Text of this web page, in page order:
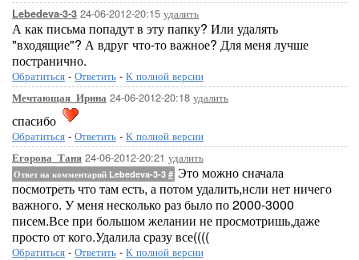
Lebedeva-3-3 24-06-2012-20:15 удалить
А как письма попадут в эту папку? Или удалять
"входящие"? А вдруг что-то важное? Для меня лучше
постранично.
Обратиться - Ответить - К полной версии
Мечтающая_Ирина 24-06-2012-20:18 удалить
спасибо
Обратиться - Ответить - К полной версии
Егорова_Таня 24-06-2012-20:21 удалить
Ответ на комментарий Lebedeva-3-3 # Это можно сначала
посмотреть что там есть, а потом удалить,нсли нет ничего
важного. У меня несколько раз было по 2000-3000
писем.Все при большом желании не просмотришь,даже
просто от кого.Удалила сразу все((((
Обратиться - Ответить - К полной версии